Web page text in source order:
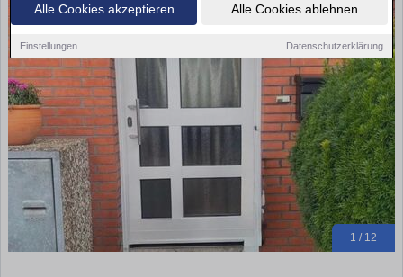
Alle Cookies akzeptieren Alle Cookies ablehnen
Einstellungen Datenschutzerklärung
1 / 12